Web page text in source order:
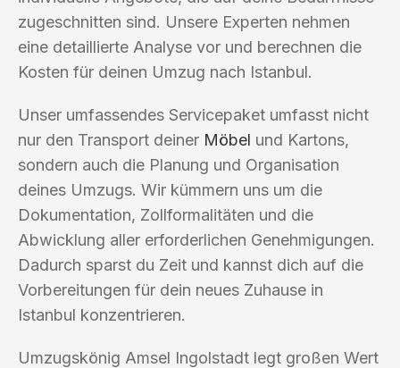
zugeschnitten sind. Unsere Experten nehmen
eine detaillierte Analyse vor und berechnen die
Kosten für deinen Umzug nach Istanbul.
Unser umfassendes Servicepaket umfasst nicht
nur den Transport deiner Möbel und Kartons,
sondern auch die Planung und Organisation
deines Umzugs. Wir kümmern uns um die
Dokumentation, Zollformalitäten und die
Abwicklung aller erforderlichen Genehmigungen.
Dadurch sparst du Zeit und kannst dich auf die
Vorbereitungen für dein neues Zuhause in
Istanbul konzentrieren.
Umzugskönig Amsel Ingolstadt legt großen Wert